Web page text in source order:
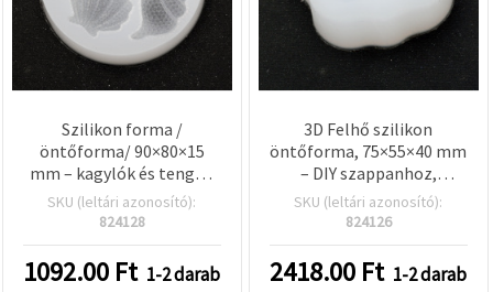
Szilikon forma /
öntőforma/ 90×80×15
mm – kagylók és tengeri
csigák, gyantához,
ékszerkészítéshez
SKU (leltári azonosító):
824128
1092.00 Ft 1-2 darab
3D Felhő szilikon
öntőforma, 75×55×40 mm
– DIY szappanhoz,
gyertyához,
csokoládéhoz és epoxi
gyantához
SKU (leltári azonosító):
824126
2418.00 Ft 1-2 darab